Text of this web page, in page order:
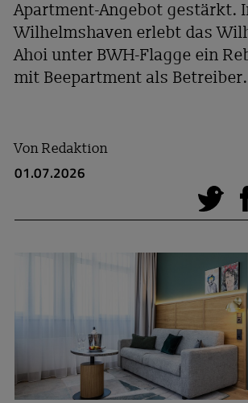
Apartment-Angebot gestärkt.
Wilhelmshaven erlebt das
Ahoi unter BWH-Flagge ein
mit Beepartment als Betreiber.
VonRedaktion
01.07.2026